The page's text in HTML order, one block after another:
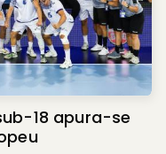
18 apura-se